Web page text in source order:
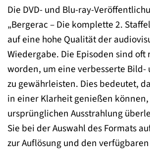
Die DVD- und Blu-ray-
„Bergerac – Die komplette 2.
auf eine hohe Qualität der
Wiedergabe. Die Episoden sind oft
worden, um eine verbesserte
zu gewährleisten. Dies bedeutet,
in einer Klarheit genießen
ursprünglichen Ausstrahlung
Sie bei der Auswahl des Formats
zur Auflösung und den